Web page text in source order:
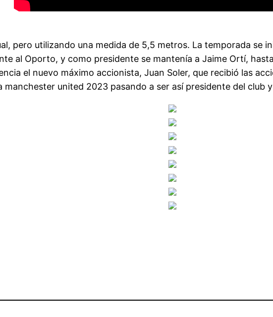
pero utilizando una medida de 5,5 metros. La temporada se
al Oporto, y como presidente se mantenía a Jaime Ortí,
el nuevo máximo accionista, Juan Soler, que recibió las
manchester united 2023 pasando a ser así presidente del club